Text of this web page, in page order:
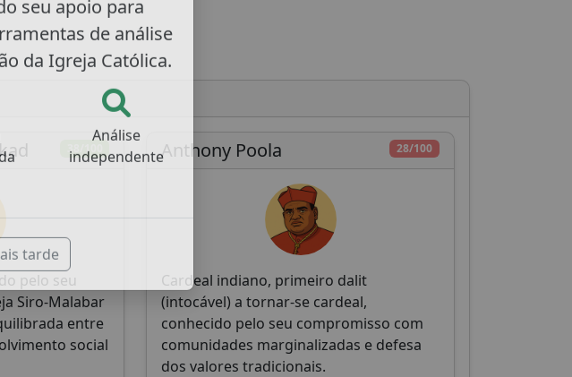
38/100
pelo seu
Siro-Malabar
entre
social
28/100
Anthony Poola
Cardeal indiano, primeiro dalit
(intocável) a tornar-se cardeal,
conhecido pelo seu compromisso com
comunidades marginalizadas e defesa
dos valores tradicionais.
seu apoio para
de análise
da Igreja Católica.
Análise
tarde